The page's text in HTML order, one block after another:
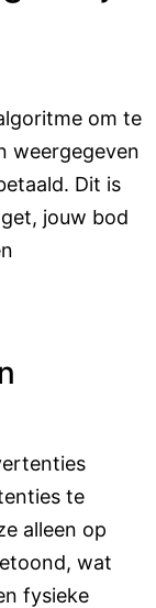
om te
weergegeven
Dit is
jouw bod
te
alleen op
wat
fysieke